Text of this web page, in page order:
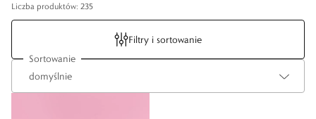
Liczba produktów: 235
Filtry i sortowanie
Sortowanie